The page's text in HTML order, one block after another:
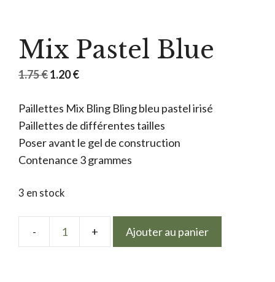
Mix Pastel Blue
1.75€Le
initial
était :
1.75 €.
1.20€Le
actuel
est :
1.20 €.
Paillettes Mix Bling Bling bleu pastel irisé
Paillettes de différentes tailles
Poser avant le gel de construction
Contenance 3 grammes
3 en stock
quantité
Ajouter au panier